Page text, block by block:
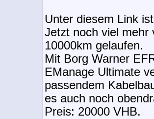
Unter diesem Link
Jetzt noch viel mehr
10000km gelaufen.
Mit Borg Warner
EManage Ultimate
passendem
es auch noch
Preis: 20000 VHB.